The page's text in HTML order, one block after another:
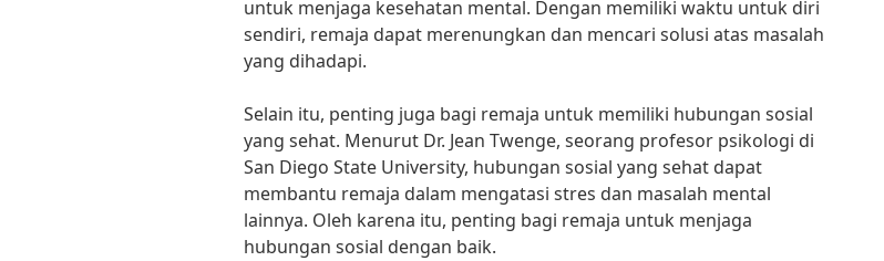
untuk menjaga kesehatan mental. Dengan memiliki waktu untuk diri
sendiri, remaja dapat merenungkan dan mencari solusi atas masalah
yang dihadapi.
Selain itu, penting juga bagi remaja untuk memiliki hubungan sosial
yang sehat. Menurut Dr. Jean Twenge, seorang profesor psikologi di
San Diego State University, hubungan sosial yang sehat dapat
membantu remaja dalam mengatasi stres dan masalah mental
lainnya. Oleh karena itu, penting bagi remaja untuk menjaga
hubungan sosial dengan baik.